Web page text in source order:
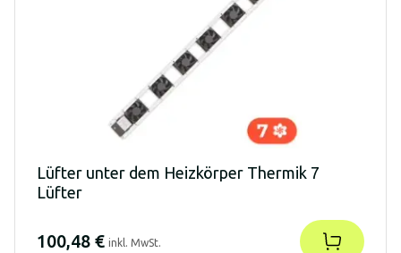
Lüfter unter dem Heizkörper Thermik 7
Lüfter
100,48 € inkl. MwSt.